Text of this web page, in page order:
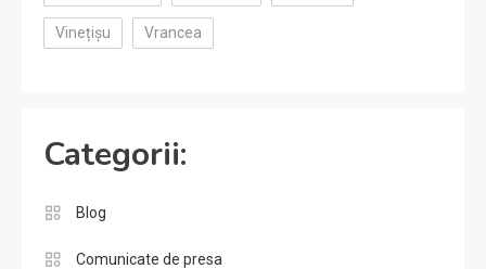
Vinețișu Vrancea
Categorii:
Blog
Comunicate de presa